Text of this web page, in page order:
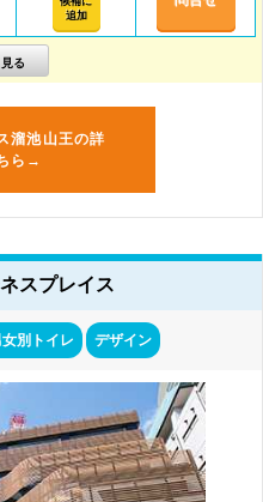
追加
溜池山王の詳
ら→
スプレイス
女別トイレ デザイン